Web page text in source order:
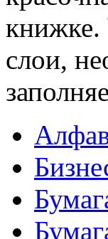
книжке.
слои,